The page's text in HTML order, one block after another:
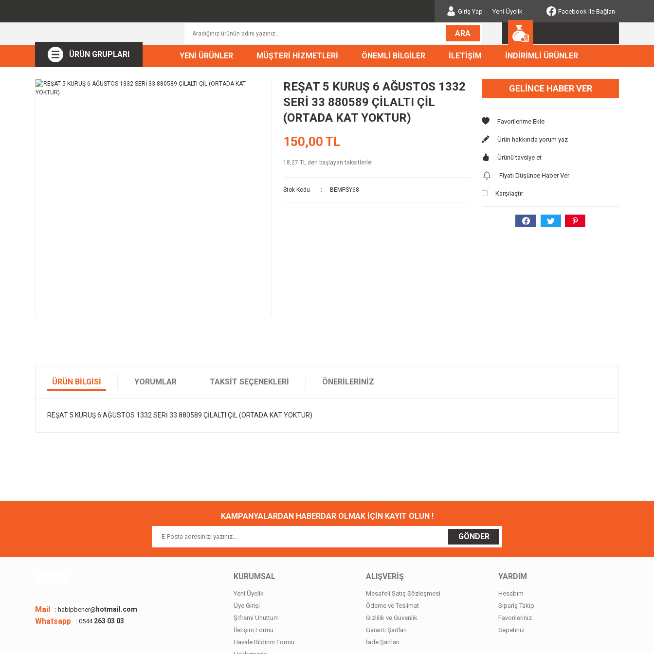
Giriş Yap Yeni Üyelik Facebook ile Bağlan
ARA
ÜRÜN GRUPLARI YENİ ÜRÜNLER MÜŞTERİ HİZMETLERİ ÖNEMLİ BİLGİLER İLETİŞİM İNDİRİMLİ ÜRÜNLER
REŞAT 5 KURUŞ 6 AĞUSTOS 1332
SERİ 33 880589 ÇİLALTI ÇİL
(ORTADA KAT YOKTUR)
150,00 TL
18,27 TL den başlayan taksitlerle!
Stok Kodu BEMPSY68
GELINCE HABER VER
Ürün hakkında yorum yaz
Ürünü tavsiye et
Fiyatı Düşünce Haber Ver
Karşılaştır
ÜRÜN BILGISI YORUMLAR TAKSIT SEÇENEKLERI ÖNERILERINIZ
REŞAT 5 KURUŞ 6 AĞUSTOS 1332 SERİ 33 880589 ÇİLALTI ÇİL (ORTADA KAT YOKTUR)
Bu ürüne benzer farklı alternatifler olmalı.
KAMPANYALARDAN HABERDAR OLMAK İÇİN KAYIT OLUN !
GÖNDER
Mail : habipbener@ hotmail.com
Whatsapp : 0544263 03 03
KURUMSAL
Yeni Üyelik
Üye Girişi
Şifremi Unuttum
İletişim Formu
Havale Bildirim Formu
ALIŞVERİŞ
Mesafeli Satış Sözleşmesi
Ödeme ve Teslimat
Gizlilik ve Güvenlik
Garanti Şartları
İade Şartları
YARDIM
Hesabım
Sipariş Takip
Favorileriniz
Sepetiniz